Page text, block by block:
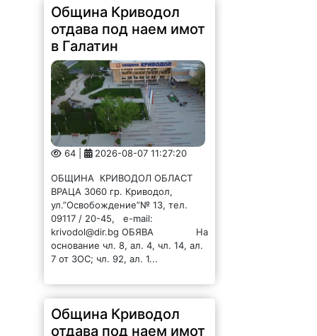
Община Криводол
отдава под наем имот
в Галатин
64 | 2026-08-07 11:27:20
ОБЩИНА КРИВОДОЛ ОБЛАСТ
ВРАЦА 3060 гр. Криводол,
ул.”Освобождение”№ 13, тел.
09117 / 20-45, e-mail:
krivodol@dir.bg ОБЯВА На
основание чл. 8, ал. 4, чл. 14, ал.
7 от ЗОС; чл. 92, ал. 1...
Община Криводол
отдава под наем имот